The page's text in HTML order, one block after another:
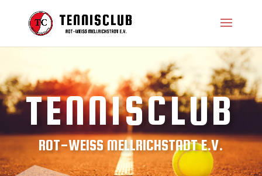
TENNISCLUB
ROT-WEISS MELLRICHSTADT E.V.